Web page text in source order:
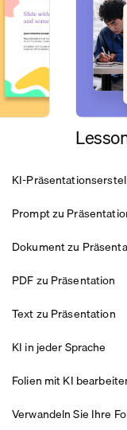
KI-
Prompt zu
Dokument zu
PDF zu Präsentation
Text zu Präsentation
KI in jeder Sprache
Folien mit KI
Verwandeln Sie Ihre